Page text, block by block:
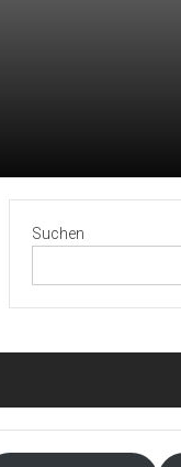
Suchen